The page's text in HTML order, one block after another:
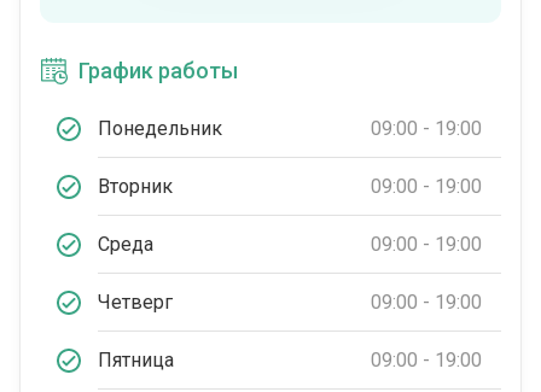
График работы
Понедельник 09:00 - 19:00
Вторник 09:00 - 19:00
Среда 09:00 - 19:00
Четверг 09:00 - 19:00
Пятница 09:00 - 19:00